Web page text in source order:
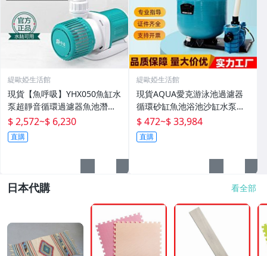
緹歐婭生活館
現貨【魚呼吸】YHX050魚缸水
泵超靜音循環過濾器魚池潛水
底吸變頻水陸
$ 2,572~$ 6,230
直購
緹歐婭生活館
現貨AQUA愛克游泳池過濾器
循環砂缸魚池浴池沙缸水泵一
體機水處理設備
$ 472~$ 33,984
直購
日本代購 看全部